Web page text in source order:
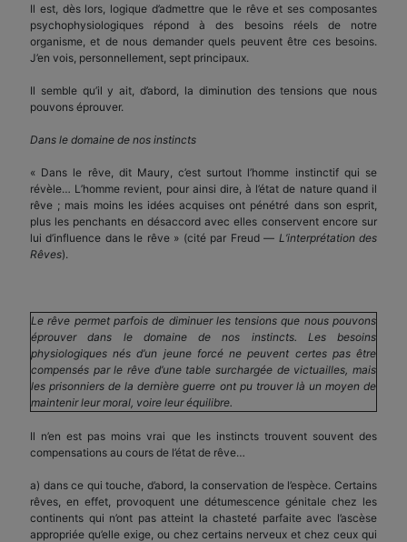
Il est, dès lors, logique d’admettre que le rêve et ses composantes
psychophysiologiques répond à des besoins réels de notre
organisme, et de nous demander quels peuvent être ces besoins.
J’en vois, personnellement, sept principaux.
Il semble qu’il y ait, d’abord, la diminution des tensions que nous
pouvons éprouver.
Dans le domaine de nos instincts
« Dans le rêve, dit Maury, c’est surtout l’homme instinctif qui se
révèle… L’homme revient, pour ainsi dire, à l’état de nature quand il
rêve ; mais moins les idées acquises ont pénétré dans son esprit,
plus les penchants en désaccord avec elles conservent encore sur
lui d’influence dans le rêve » (cité par Freud — L’interprétation des
Rêves).
Le rêve permet parfois de diminuer les tensions que nous pouvons
éprouver dans le domaine de nos instincts. Les besoins
physiologiques nés d’un jeune forcé ne peuvent certes pas être
compensés par le rêve d’une table surchargée de victuailles, mais
les prisonniers de la dernière guerre ont pu trouver là un moyen de
maintenir leur moral, voire leur équilibre.
Il n’en est pas moins vrai que les instincts trouvent souvent des
compensations au cours de l’état de rêve…
a) dans ce qui touche, d’abord, la conservation de l’espèce. Certains
rêves, en effet, provoquent une détumescence génitale chez les
continents qui n’ont pas atteint la chasteté parfaite avec l’ascèse
appropriée qu’elle exige, ou chez certains nerveux et chez ceux qui